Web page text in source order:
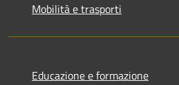
Mobilità e trasporti
Educazione e formazione